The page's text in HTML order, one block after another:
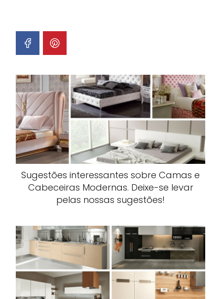
Sugestões interessantes sobre Camas e
Cabeceiras Modernas. Deixe-se levar
pelas nossas sugestões!